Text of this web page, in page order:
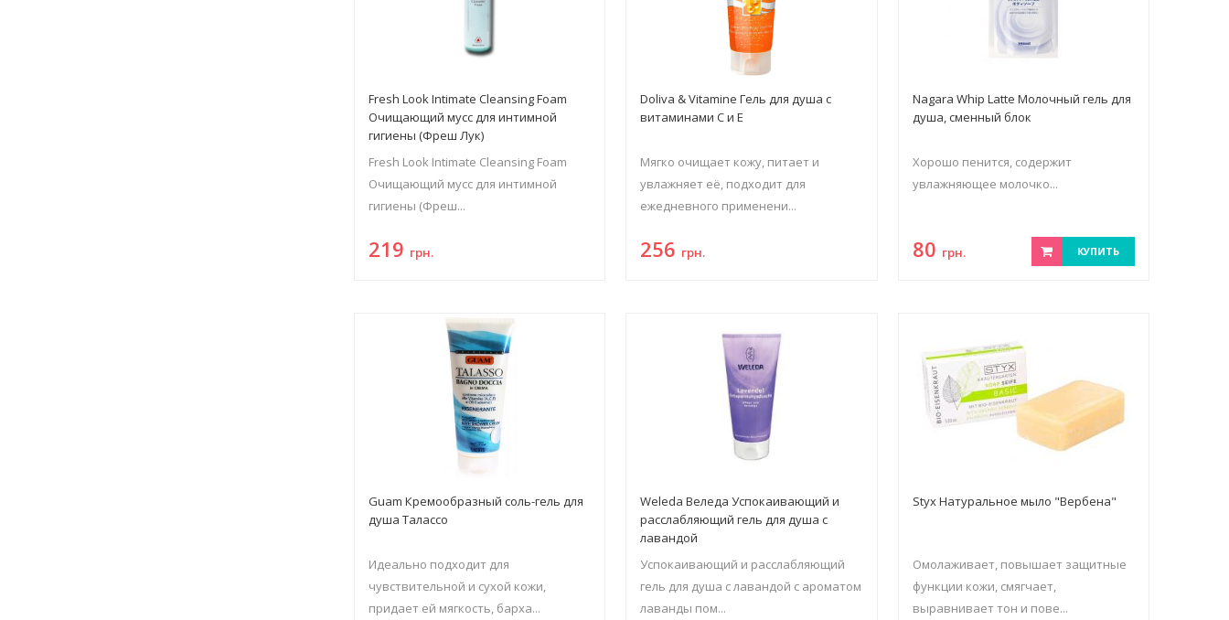
Fresh Look Intimate Cleansing Foam
Очищающий мусс для интимной
гигиены (Фреш Лук)
Fresh Look Intimate Cleansing Foam
Очищающий мусс для интимной
гигиены (Фреш...
219 грн.
Doliva & Vitamine Гель для душа с
витаминами С и Е
Мягко очищает кожу, питает и
увлажняет её, подходит для
ежедневного применени...
256 грн.
Nagara Whip Latte Молочный гель для
душа, сменный блок
Хорошо пенится, содержит
увлажняющее молочко...
80 грн. КУПИТЬ
Guam Кремообразный соль-гель для
душа Талассо
Идеально подходит для
чувствительной и сухой кожи,
придает ей мягкость, барха...
Weleda Веледа Успокаивающий и
расслабляющий гель для душа с
лавандой
Успокаивающий и расслабляющий
гель для душа с лавандой с ароматом
лаванды пом...
Styx Натуральное мыло "Вербена"
Омолаживает, повышает защитные
функции кожи, смягчает,
выравнивает тон и пове...